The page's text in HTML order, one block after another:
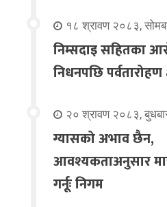
१८ श्रावण २०८३,
निम्सदाइ सहितका
निधनपछि
२० श्रावण २०८३,
ग्यासको अभाव छैन,
आवश्यकताअनुसार
गर्नूः निगम